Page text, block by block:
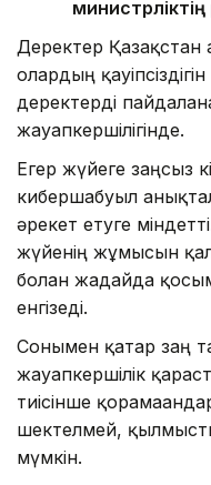
Деректер Қазақстан
олардың
деректерді
жауапкершілігінде.
Егер жүйеге заңсыз
кибершабуыл
әрекет етуге
жүйенің жұмысын
болған жағдайда
енгізеді.
Сонымен қатар заң
жауапкершілік
тиісінше
шектелмей,
мүмкін.